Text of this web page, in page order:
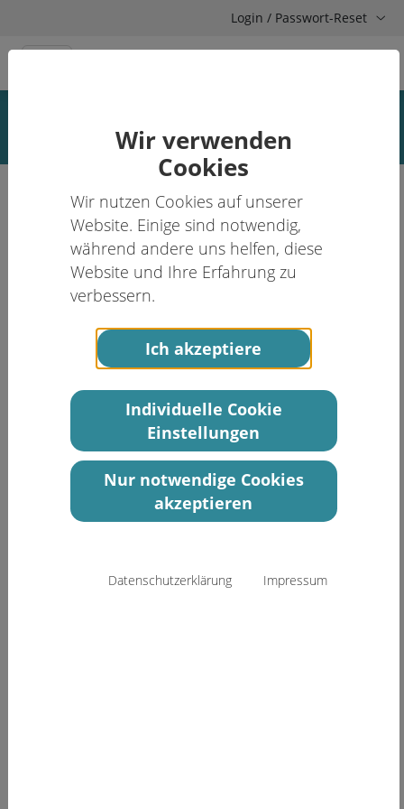
Wir verwenden
Cookies
Wir nutzen Cookies auf unserer
Website. Einige sind notwendig,
während andere uns helfen, diese
Website und Ihre Erfahrung zu
verbessern.
Ich akzeptiere
Individuelle Cookie
Einstellungen
Nur notwendige Cookies
akzeptieren
Datenschutzerklärung Impressum
Login / Passwort-Reset
Passwort setzen